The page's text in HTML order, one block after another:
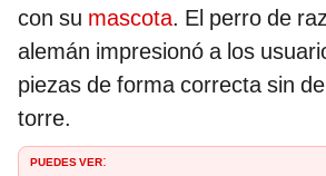
con su mascota. El perro de
alemán impresionó a los
piezas de forma correcta sin
torre.
PUEDES VER: